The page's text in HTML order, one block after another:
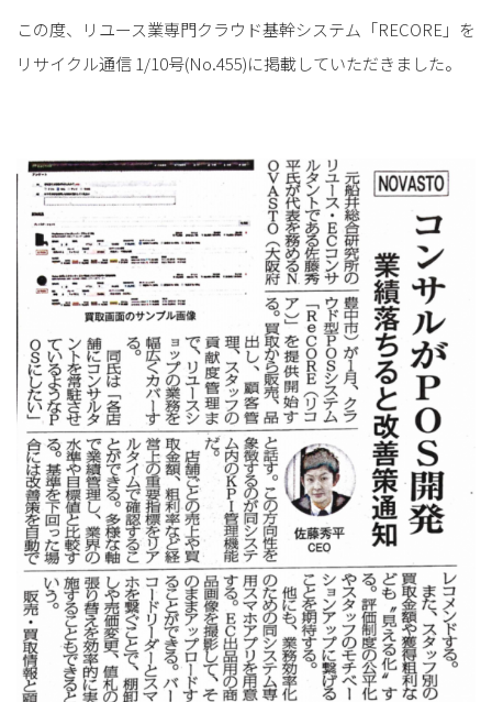
この度、リユース業専門クラウド基幹システム「RECORE」を
リサイクル通信 1/10号(No.455)に掲載していただきました。